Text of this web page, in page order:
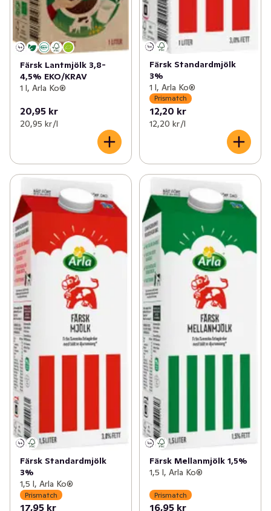
Färsk Lantmjölk 3,8-
4,5% EKO/KRAV
1 l, Arla Ko®
20,95 kr
20,95 kr /l
Färsk Standardmjölk
3%
1 l, Arla Ko®
Prismatch
12,20 kr
12,20 kr /l
Färsk Standardmjölk
3%
1,5 l, Arla Ko®
Prismatch
17,95 kr
Färsk Mellanmjölk 1,5%
1,5 l, Arla Ko®
Prismatch
16,95 kr